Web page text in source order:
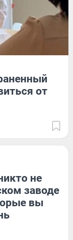
от
не
заводе
вы